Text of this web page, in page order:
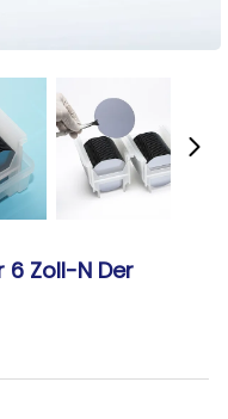
Zoll-N Der